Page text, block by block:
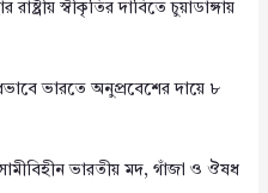
স্বীকৃতির দাবিতে চুয়াডাঙ্গায়
ভারতে অনুপ্রবেশের দায়ে ৮
ভারতীয় মদ, গাঁজা ও ঔষধ